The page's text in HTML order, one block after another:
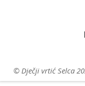
© Dječji vrtić Selca